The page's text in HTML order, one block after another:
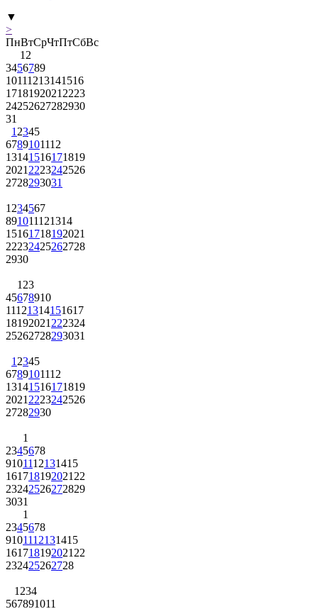
▼
>
ПнВтСрЧтПтСбВс
1 2
3456789
10111213141516
1718192021 2223
24252627282930
31
1 2345
6789101112
13141516171819
2021 2223242526
2728293031
1 234567
891011121314
15161718192021
22232425262728
2930
1 23
45678910
11121314151617
18192021 222324
25262728293031
1 2345
6789101112
13141516171819
2021 2223242526
27282930
1
2345678
9101112131415
161718192021 22
23242526272829
3031
1
2345678
9101112131415
161718192021 22
232425262728
1 234
567891011